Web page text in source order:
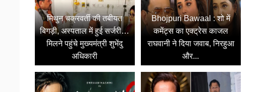
मिथुन चक्रवर्ती की तबीयत
बिगड़ी, अस्पताल में हुई सर्जरी…
मिलने पहुंचे मुख्यमंत्री शुभेंदु
अधिकारी
Bhojpuri Bawaal : शो में
कमेंट्स का एक्ट्रेस काजल
राघवानी ने दिया जवाब, निरहुआ
और...